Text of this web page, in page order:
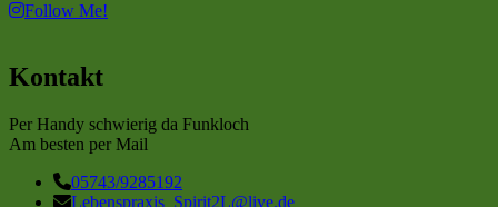
Follow Me!
Kontakt
Per Handy schwierig da Funkloch
Am besten per Mail
05743/9285192
Lebenspraxis_Spirit2L@live.de